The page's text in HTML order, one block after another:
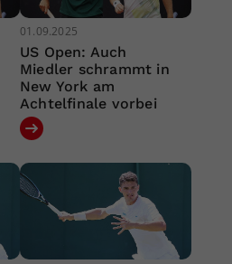
01.09.2025
US Open: Auch
Miedler schrammt in
New York am
Achtelfinale vorbei